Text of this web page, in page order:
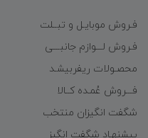
فـروش موبایـل و تبــلت
فـروش لـــوازم جانبـــی
محصـولات ریفربیشـد
فـــروش عُمـده کــالا
شگفت انگیزان منتخب
پیشنهـاد شگفت انگیز